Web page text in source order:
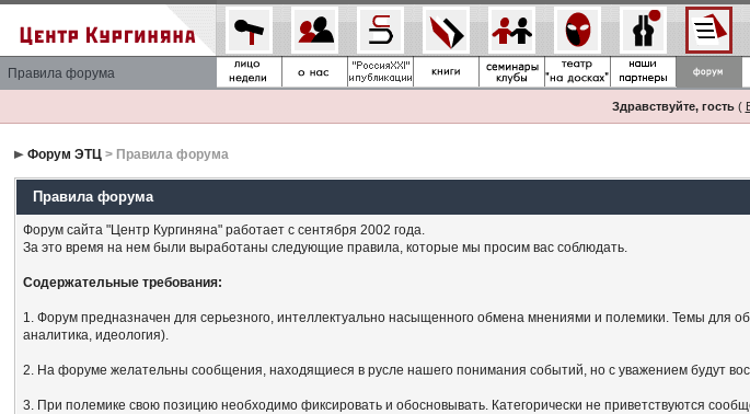
Правила форума
Здравствуйте, гость(
Форум ЭТЦ > Правила форума
Правила форума
Форум сайта "Центр Кургиняна" работает с сентября 2002 года.
За это время на нем были выработаны следующие правила, которые мы просим вас соблюдать.
Содержательные требования:
1. Форум предназначен для серьезного, интеллектуально насыщенного обмена мнениями и полемики. Темы для
аналитика, идеология).
2. На форуме желательны сообщения, находящиеся в русле нашего понимания событий, но с уважением будут
3. При полемике свою позицию необходимо фиксировать и обосновывать. Категорически не приветствуются